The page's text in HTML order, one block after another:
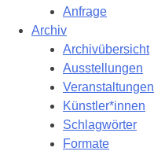
Anfrage
Archiv
Archivübersicht
Ausstellungen
Veranstaltungen
Künstler*innen
Schlagwörter
Formate